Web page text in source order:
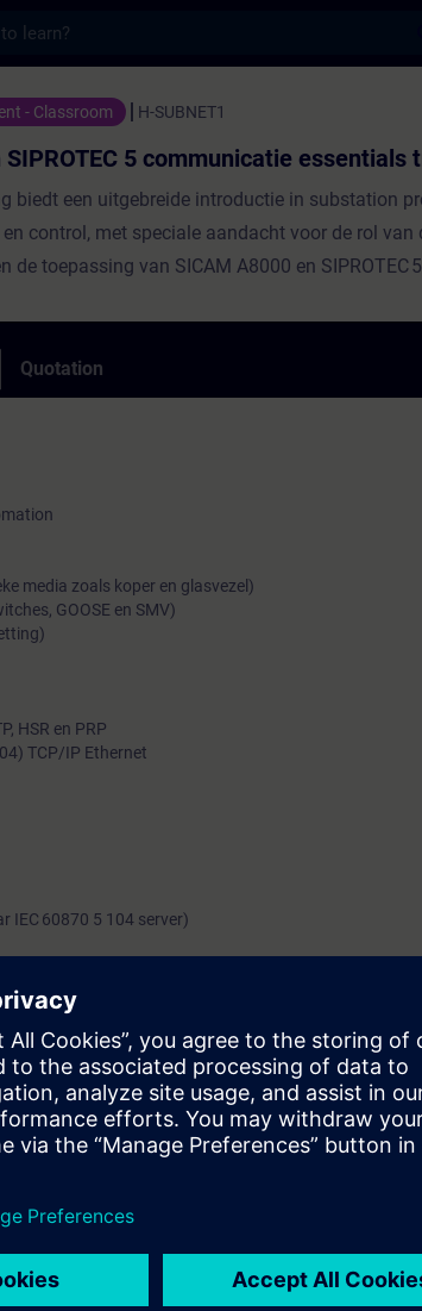
5 communicatie essentials
- Classroom H-SUBNET1
SIPROTEC 5 communicatie essentials
biedt een uitgebreide introductie in substation
control, met speciale aandacht voor de rol van
de toepassing van SICAM A8000 en SIPROTEC
die betrokken zijn bij ontwerp,
van elektrische installaties en substations.Aan
en krijgt hij/zij inzicht in de
Quotation
media zoals koper en glasvezel)
GOOSE en SMV)
HSR en PRP
TCP/IP Ethernet
IEC 60870 5 104 server)
systemen met o.a. SICAM A8000 en SIPROTEC 5:
aansluiten van Ethernet met gateways naar
-a commando) / mac adres filering in router en
(Dynamic Host Configuration Protocol) en
check, Wireshark
ipconfig /renew
met 3WA)